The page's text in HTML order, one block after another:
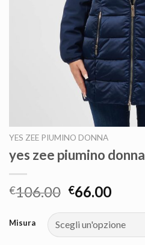
YES ZEE PIUMINO DONNA
yes zee piumino donna
€106.00 €66.00
Misura